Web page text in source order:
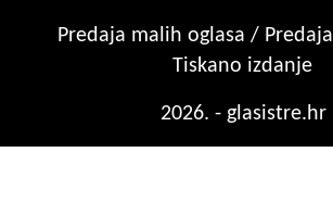
Predaja malih oglasa /
Tiskano izdanje
2026. - glasistre.hr